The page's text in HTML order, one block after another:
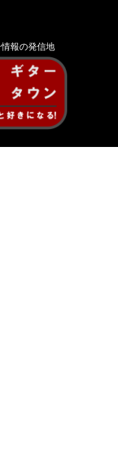
報の発信地